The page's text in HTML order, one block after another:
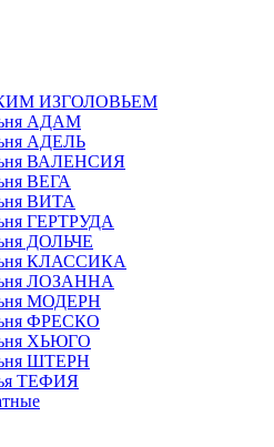
ИЗГОЛОВЬЕМ
АДАМ
АДЕЛЬ
ВАЛЕНСИЯ
ВЕГА
ВИТА
ГЕРТРУДА
ДОЛЬЧЕ
КЛАССИКА
ЛОЗАННА
МОДЕРН
ФРЕСКО
ХЬЮГО
ШТЕРН
ТЕФИЯ